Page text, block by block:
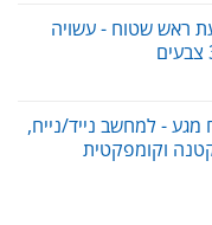
ראש שטוח - עשויה
- למחשב נייד/נייח,
וקומפקטית